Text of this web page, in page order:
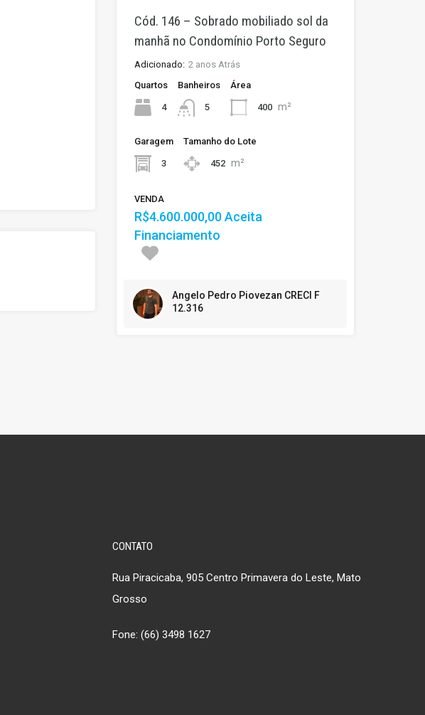
Cód. 146 – Sobrado mobiliado sol da
manhã no Condomínio Porto Seguro
Adicionado: 2 anos Atrás
Quartos
4
Banheiros
5
Área
400 m²
Garagem
3
Tamanho do Lote
452 m²
VENDA
R$4.600.000,00 Aceita
Financiamento
Angelo Pedro Piovezan CRECI F
12.316
CONTATO
Rua Piracicaba, 905 Centro Primavera do Leste, Mato
Grosso
Fone: (66) 3498 1627